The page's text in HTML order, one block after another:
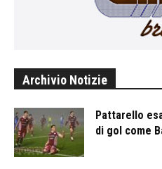
Archivio Notizie
Pattarello
di gol come